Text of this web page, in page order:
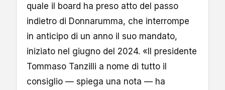
quale il board ha preso atto del passo
indietro di Donnarumma, che interrompe
in anticipo di un anno il suo mandato,
iniziato nel giugno del 2024. «Il presidente
Tommaso Tanzilli a nome di tutto il
consiglio — spiega una nota — ha